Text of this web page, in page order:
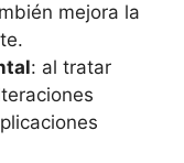
mejora la
: al tratar